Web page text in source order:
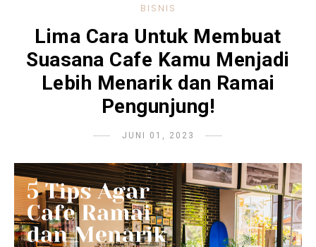
BISNIS
Lima Cara Untuk Membuat
Suasana Cafe Kamu Menjadi
Lebih Menarik dan Ramai
Pengunjung!
JUNI 01, 2023